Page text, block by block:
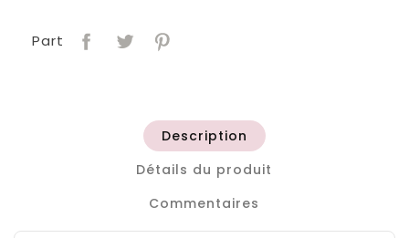
Part
Description
Détails du produit
Commentaires